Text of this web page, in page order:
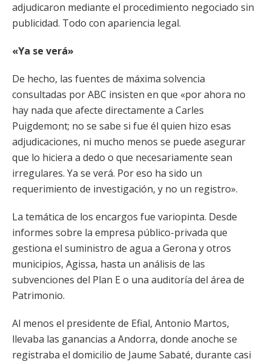
adjudicaron mediante el procedimiento negociado sin
publicidad. Todo con apariencia legal.
«Ya se verá»
De hecho, las fuentes de máxima solvencia
consultadas por ABC insisten en que «por ahora no
hay nada que afecte directamente a Carles
Puigdemont; no se sabe si fue él quien hizo esas
adjudicaciones, ni mucho menos se puede asegurar
que lo hiciera a dedo o que necesariamente sean
irregulares. Ya se verá. Por eso ha sido un
requerimiento de investigación, y no un registro».
La temática de los encargos fue variopinta. Desde
informes sobre la empresa público-privada que
gestiona el suministro de agua a Gerona y otros
municipios, Agissa, hasta un análisis de las
subvenciones del Plan E o una auditoría del área de
Patrimonio.
Al menos el presidente de Efial, Antonio Martos,
llevaba las ganancias a Andorra, donde anoche se
registraba el domicilio de Jaume Sabaté, durante casi